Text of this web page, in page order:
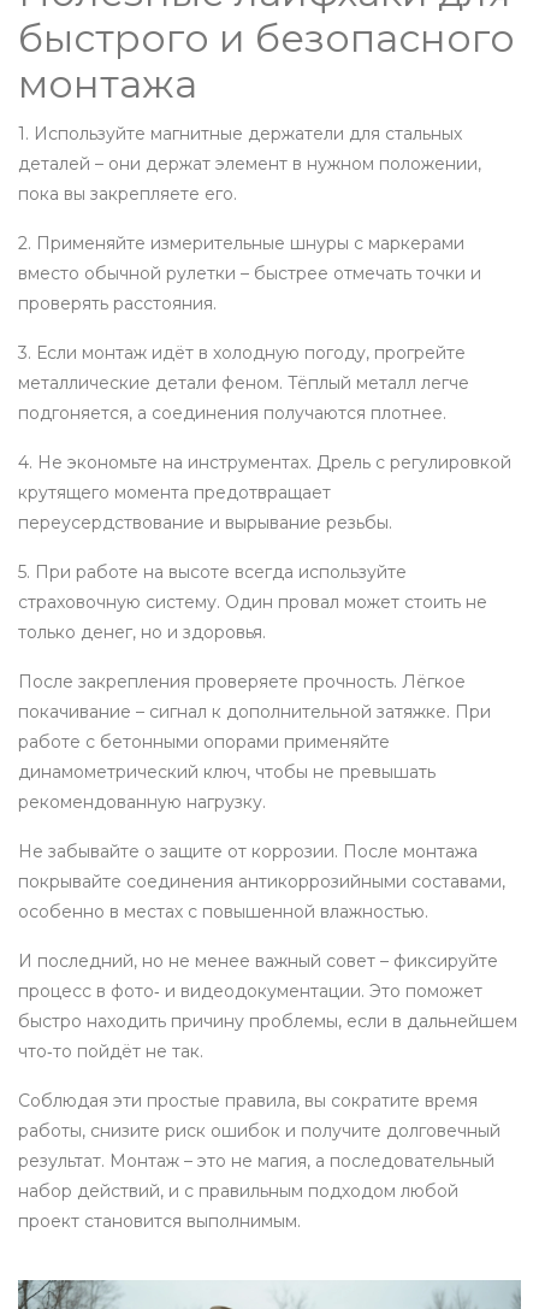
быстрого и безопасного
монтажа
1. Используйте магнитные держатели для стальных
деталей – они держат элемент в нужном положении,
пока вы закрепляете его.
2. Применяйте измерительные шнуры с маркерами
вместо обычной рулетки – быстрее отмечать точки и
проверять расстояния.
3. Если монтаж идёт в холодную погоду, прогрейте
металлические детали феном. Тёплый металл легче
подгоняется, а соединения получаются плотнее.
4. Не экономьте на инструментах. Дрель с регулировкой
крутящего момента предотвращает
переусердствование и вырывание резьбы.
5. При работе на высоте всегда используйте
страховочную систему. Один провал может стоить не
только денег, но и здоровья.
После закрепления проверяете прочность. Лёгкое
покачивание – сигнал к дополнительной затяжке. При
работе с бетонными опорами применяйте
динамометрический ключ, чтобы не превышать
рекомендованную нагрузку.
Не забывайте о защите от коррозии. После монтажа
покрывайте соединения антикоррозийными составами,
особенно в местах с повышенной влажностью.
И последний, но не менее важный совет – фиксируйте
процесс в фото‑ и видеодокументации. Это поможет
быстро находить причину проблемы, если в дальнейшем
что‑то пойдёт не так.
Соблюдая эти простые правила, вы сократите время
работы, снизите риск ошибок и получите долговечный
результат. Монтаж – это не магия, а последовательный
набор действий, и с правильным подходом любой
проект становится выполнимым.